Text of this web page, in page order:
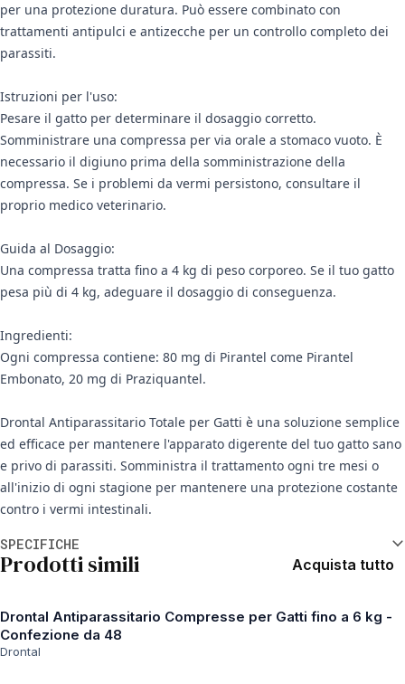
per una protezione duratura. Può essere combinato con
trattamenti antipulci e antizecche per un controllo completo dei
parassiti.
Istruzioni per l'uso:
Pesare il gatto per determinare il dosaggio corretto.
Somministrare una compressa per via orale a stomaco vuoto. È
necessario il digiuno prima della somministrazione della
compressa. Se i problemi da vermi persistono, consultare il
proprio medico veterinario.
Guida al Dosaggio:
Una compressa tratta fino a 4 kg di peso corporeo. Se il tuo gatto
pesa più di 4 kg, adeguare il dosaggio di conseguenza.
Ingredienti:
Ogni compressa contiene: 80 mg di Pirantel come Pirantel
Embonato, 20 mg di Praziquantel.
Drontal Antiparassitario Totale per Gatti è una soluzione semplice
ed efficace per mantenere l'apparato digerente del tuo gatto sano
e privo di parassiti. Somministra il trattamento ogni tre mesi o
all'inizio di ogni stagione per mantenere una protezione costante
contro i vermi intestinali.
SPECIFICHE
Prodotti simili Acquista tutto
Drontal Antiparassitario Compresse per Gatti fino a 6 kg -
Confezione da 48
Drontal